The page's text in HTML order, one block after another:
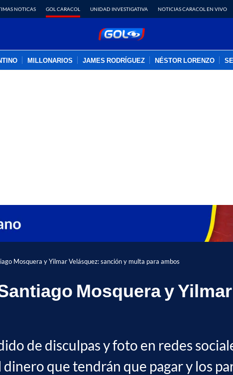
NOTICAS GOL CARACOL UNIDAD INVESTIGATIVA NOTICIAS CARACOL EN VIVO
MILLONARIOS JAMES RODRÍGUEZ NÉSTOR LORENZO
Mosquera y Yilmar Velásquez: sanción y multa para ambos
Mosquera y
de disculpas y foto en redes
que tendrán que pagar y los